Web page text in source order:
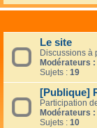
Le site
Discussions à
Modérateurs :
Sujets : 19
[Publique]
Participation
Modérateurs :
Sujets : 10